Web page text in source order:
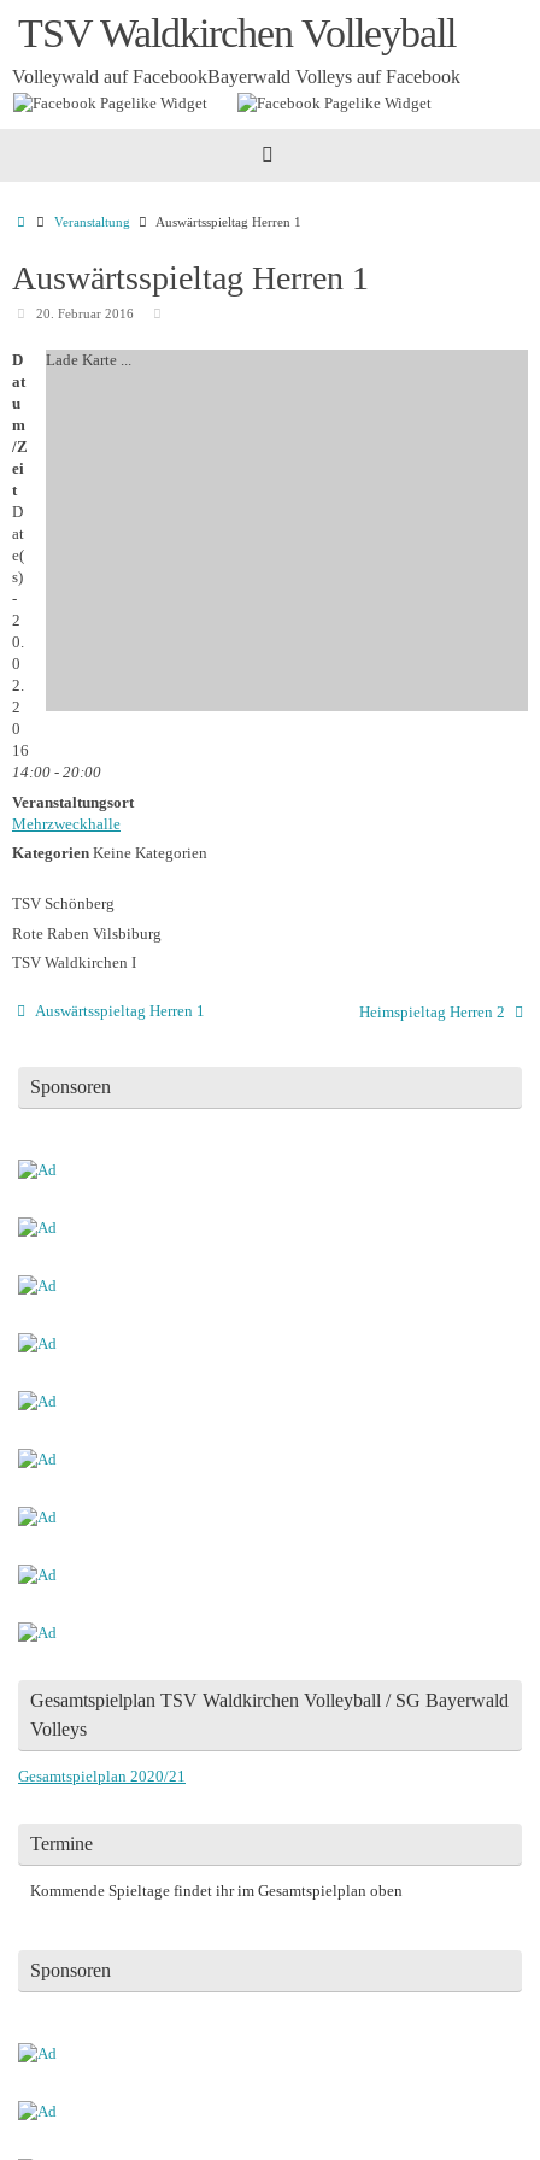
InhaltTSV Waldkirchen Volleyball
Volleywald auf FacebookBayerwald Volleys auf Facebook
Startseite
Veranstaltung Auswärtsspieltag Herren 1
Auswärtsspieltag Herren 1
20. Februar 2016
Lade Karte ...
D
at
u
m
/Z
ei
t
D
at
e(
s)
-
2
0.
0
2.
2
0
16
14:00 - 20:00
Veranstaltungsort
Mehrzweckhalle
Kategorien Keine Kategorien
TSV Schönberg
Rote Raben Vilsbiburg
TSV Waldkirchen I
Auswärtsspieltag Herren 1 Heimspieltag Herren 2
Sponsoren
Gesamtspielplan TSV Waldkirchen Volleyball / SG Bayerwald
Volleys
Gesamtspielplan 2020/21
Termine
Kommende Spieltage findet ihr im Gesamtspielplan oben
Sponsoren